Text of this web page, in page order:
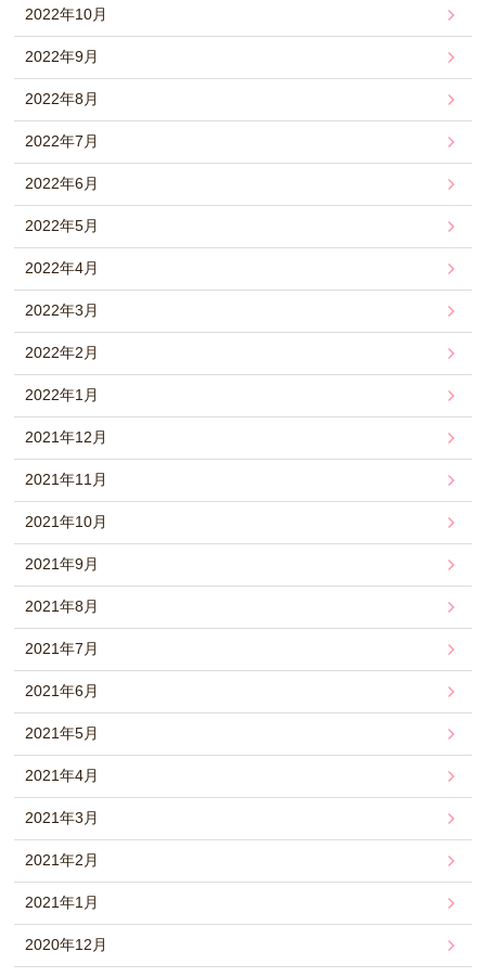
2022年10月
2022年9月
2022年8月
2022年7月
2022年6月
2022年5月
2022年4月
2022年3月
2022年2月
2022年1月
2021年12月
2021年11月
2021年10月
2021年9月
2021年8月
2021年7月
2021年6月
2021年5月
2021年4月
2021年3月
2021年2月
2021年1月
2020年12月